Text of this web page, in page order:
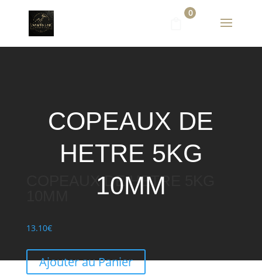
0
COPEAUX DE
HETRE 5KG
10MM
COPEAUX DE HETRE 5KG
13.10€
Ajouter au Panier